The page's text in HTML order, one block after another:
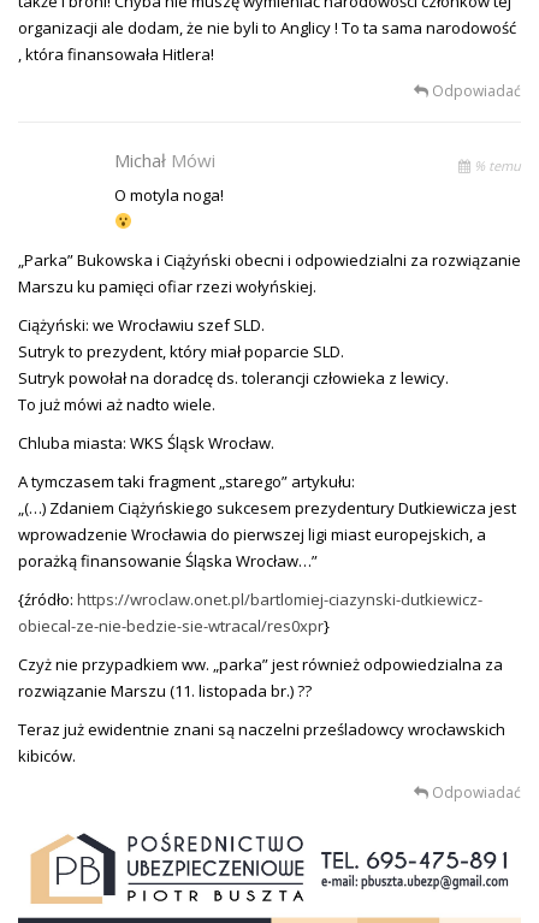
organizacji ale dodam, że nie byli to Anglicy ! To ta sama narodowość
, która finansowała Hitlera!
Odpowiadać
Michał Mówi % temu
O motyla noga!
„Parka” Bukowska i Ciążyński obecni i odpowiedzialni za rozwiązanie
Marszu ku pamięci ofiar rzezi wołyńskiej.
Ciążyński: we Wrocławiu szef SLD.
Sutryk to prezydent, który miał poparcie SLD.
Sutryk powołał na doradcę ds. tolerancji człowieka z lewicy.
To już mówi aż nadto wiele.
Chluba miasta: WKS Śląsk Wrocław.
A tymczasem taki fragment „starego” artykułu:
„(…) Zdaniem Ciążyńskiego sukcesem prezydentury Dutkiewicza jest
wprowadzenie Wrocławia do pierwszej ligi miast europejskich, a
porażką finansowanie Śląska Wrocław…”
{źródło: https://wroclaw.onet.pl/bartlomiej-ciazynski-dutkiewicz-
obiecal-ze-nie-bedzie-sie-wtracal/res0xpr}
Czyż nie przypadkiem ww. „parka” jest również odpowiedzialna za
rozwiązanie Marszu (11. listopada br.) ??
Teraz już ewidentnie znani są naczelni prześladowcy wrocławskich
kibiców.
Odpowiadać